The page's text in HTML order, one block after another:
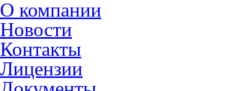
О компании
Новости
Контакты
Лицензии